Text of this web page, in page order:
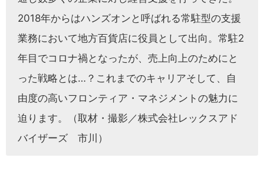
2018年からはハンズオンと呼ばれる常駐型の支援
業務において地方百貨店に役員として出向。常駐2
年目でコロナ禍となったが、売上向上のためにと
った戦略とは…？これまでのキャリアそして、自
由度の高いフロンティア・マネジメントの魅力に
迫ります。（取材・撮影／株式会社レックスアド
バイザーズ 市川）